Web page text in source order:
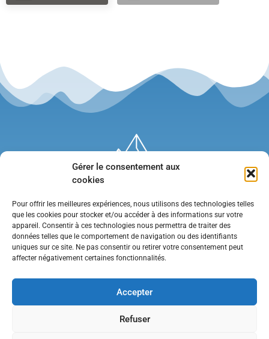
Gérer le consentement aux
cookies
Pour offrir les meilleures expériences, nous utilisons des technologies telles
que les cookies pour stocker et/ou accéder à des informations sur votre
appareil. Consentir à ces technologies nous permettra de traiter des
données telles que le comportement de navigation ou des identifiants
uniques sur ce site. Ne pas consentir ou retirer votre consentement peut
affecter négativement certaines fonctionnalités.
Accepter
Refuser
•Contact